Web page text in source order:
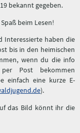
bekannt gegeben.
beim Lesen!
Interessierte haben die
bis in den heimischen
wenn du die info
Post bekommen
einfach eine kurze E-
).
das Bild könnt ihr die